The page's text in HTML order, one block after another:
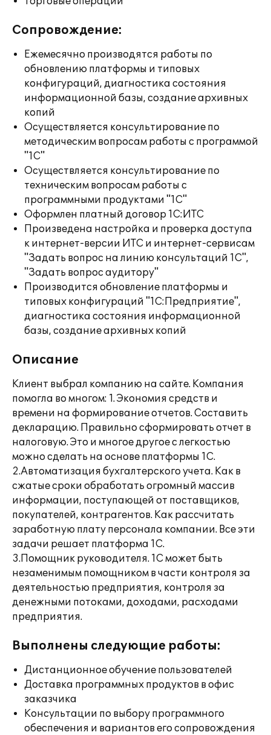
Сопровождение:
Ежемесячно производятся работы по
обновлению платформы и типовых
конфигураций, диагностика состояния
информационной базы, создание архивных
копий
Осуществляется консультирование по
методическим вопросам работы с программой
"1С"
Осуществляется консультирование по
техническим вопросам работы с
программными продуктами "1С"
Оформлен платный договор 1С:ИТС
Произведена настройка и проверка доступа
к интернет-версии ИТС и интернет-сервисам
"Задать вопрос на линию консультаций 1С",
"Задать вопрос аудитору"
Производится обновление платформы и
типовых конфигураций "1С:Предприятие",
диагностика состояния информационной
базы, создание архивных копий
Описание
Клиент выбрал компанию на сайте. Компания
помогла во многом: 1. Экономия средств и
времени на формирование отчетов. Составить
декларацию. Правильно сформировать отчет в
налоговую. Это и многое другое с легкостью
можно сделать на основе платформы 1С.
2.Автоматизация бухгалтерского учета. Как в
сжатые сроки обработать огромный массив
информации, поступающей от поставщиков,
покупателей, контрагентов. Как рассчитать
заработную плату персонала компании. Все эти
задачи решает платформа 1С.
3.Помощник руководителя. 1С может быть
незаменимым помощником в части контроля за
деятельностью предприятия, контроля за
денежными потоками, доходами, расходами
предприятия.
Выполнены следующие работы:
Дистанционное обучение пользователей
Доставка программных продуктов в офис
заказчика
Консультации по выбору программного
обеспечения и вариантов его сопровождения